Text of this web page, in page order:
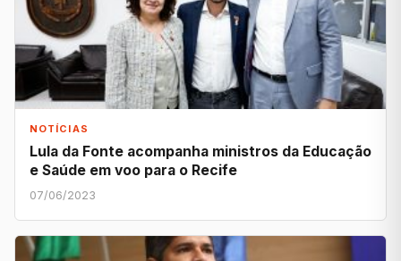
NOTÍCIAS
Lula da Fonte acompanha ministros da Educação
e Saúde em voo para o Recife
07/06/2023